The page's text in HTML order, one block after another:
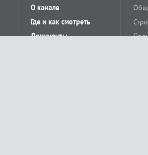
О канале
Где и как смотреть
Документы